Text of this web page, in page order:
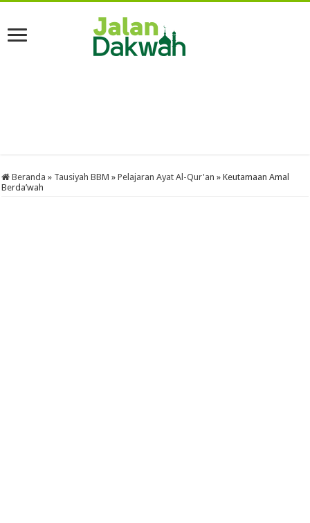
Beranda » Tausiyah BBM » Pelajaran Ayat Al-Qur'an » Keutamaan Amal
Berda’wah